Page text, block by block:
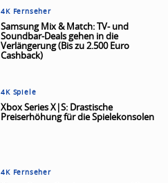
4K Fernseher
Samsung Mix & Match: TV- und
Soundbar-Deals gehen in die
Verlängerung (Bis zu 2.500 Euro
Cashback)
4K Spiele
Xbox Series X|S: Drastische
Preiserhöhung für die Spielekonsolen
4K Fernseher